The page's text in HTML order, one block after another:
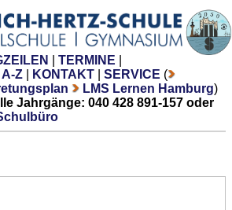
TERMINE
A-Z KONTAKT SERVICE (
LMS Lernen Hamburg)
Jahrgänge: 040 428 891-157 oder